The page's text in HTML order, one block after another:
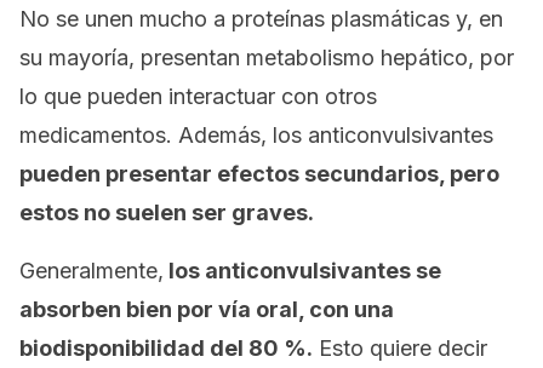
No se unen mucho a proteínas plasmáticas y, en
su mayoría, presentan metabolismo hepático, por
lo que pueden interactuar con otros
medicamentos. Además, los anticonvulsivantes
pueden presentar efectos secundarios, pero
estos no suelen ser graves.
Generalmente, los anticonvulsivantes se
absorben bien por vía oral, con una
biodisponibilidad del 80 %. Esto quiere decir